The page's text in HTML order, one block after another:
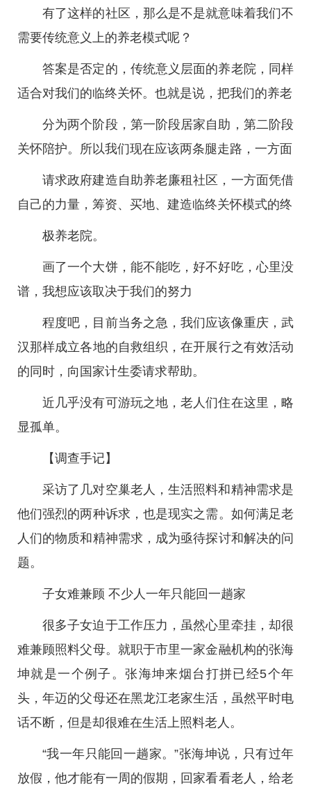
有了这样的社区，那么是不是就意味着我们不
需要传统意义上的养老模式呢？
答案是否定的，传统意义层面的养老院，同样
适合对我们的临终关怀。也就是说，把我们的养老
分为两个阶段，第一阶段居家自助，第二阶段
关怀陪护。所以我们现在应该两条腿走路，一方面
请求政府建造自助养老廉租社区，一方面凭借
自己的力量，筹资、买地、建造临终关怀模式的终
极养老院。
画了一个大饼，能不能吃，好不好吃，心里没
谱，我想应该取决于我们的努力
程度吧，目前当务之急，我们应该像重庆，武
汉那样成立各地的自救组织，在开展行之有效活动
的同时，向国家计生委请求帮助。
近几乎没有可游玩之地，老人们住在这里，略
显孤单。
【调查手记】
采访了几对空巢老人，生活照料和精神需求是
他们强烈的两种诉求，也是现实之需。如何满足老
人们的物质和精神需求，成为亟待探讨和解决的问
题。
子女难兼顾 不少人一年只能回一趟家
很多子女迫于工作压力，虽然心里牵挂，却很
难兼顾照料父母。就职于市里一家金融机构的张海
坤就是一个例子。张海坤来烟台打拼已经5个年
头，年迈的父母还在黑龙江老家生活，虽然平时电
话不断，但是却很难在生活上照料老人。
“我一年只能回一趟家。”张海坤说，只有过年
放假，他才能有一周的假期，回家看看老人，给老